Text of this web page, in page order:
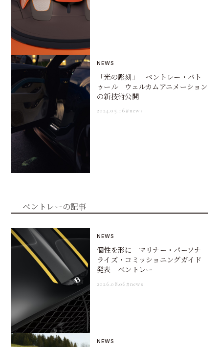
NEWS
「光の彫刻」 ベントレー・バト
ゥール ウェルカムアニメーション
の新技術公開
2024.05.16#news
ベントレーの記事
NEWS
個性を形に マリナー・パーソナ
ライズ・コミッショニングガイド
発表 ベントレー
2026.08.06#news
NEWS